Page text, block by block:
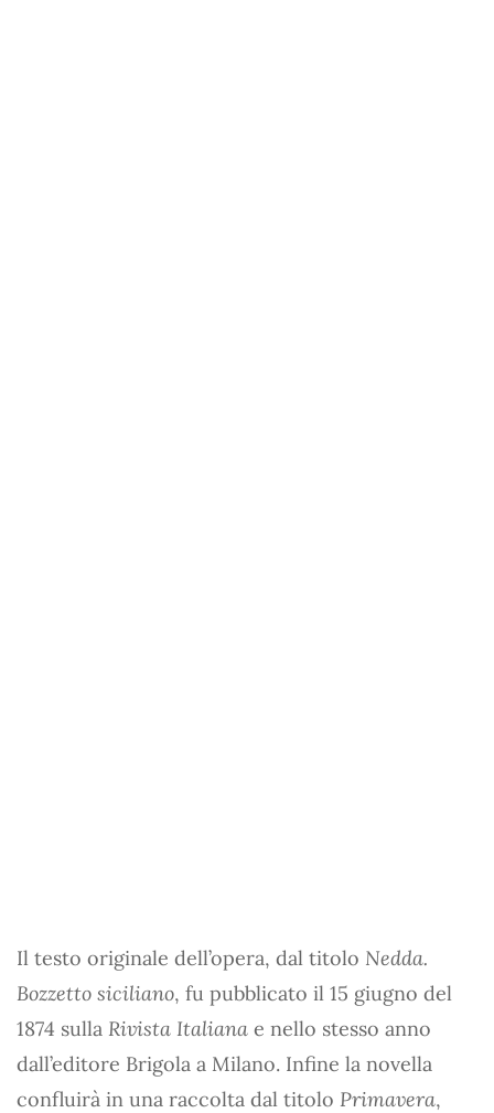
Il testo originale dell’opera, dal titolo Nedda.
Bozzetto siciliano, fu pubblicato il 15 giugno del
1874 sulla Rivista Italiana e nello stesso anno
dall’editore Brigola a Milano. Infine la novella
confluirà in una raccolta dal titolo Primavera,